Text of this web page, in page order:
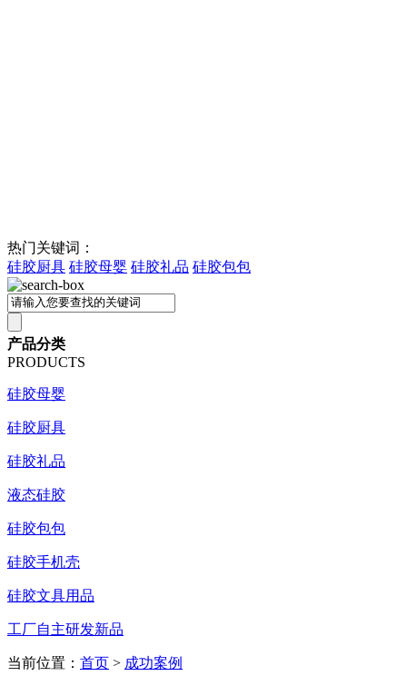
热门关键词：
硅胶厨具 硅胶母婴 硅胶礼品 硅胶包包
产品分类
PRODUCTS
硅胶母婴
硅胶厨具
硅胶礼品
液态硅胶
硅胶包包
硅胶手机壳
硅胶文具用品
工厂自主研发新品
当前位置： 首页 > 成功案例